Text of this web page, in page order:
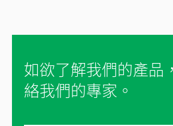
如欲了解我們的產品
絡我們的專家。